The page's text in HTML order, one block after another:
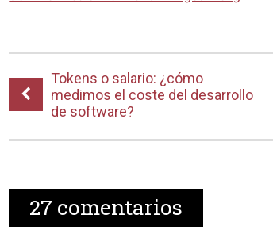
Tokens o salario: ¿cómo
medimos el coste del desarrollo
de software?
27 comentarios